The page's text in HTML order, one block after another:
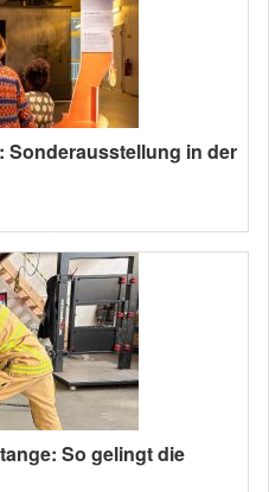
Sonderausstellung in der
So gelingt die